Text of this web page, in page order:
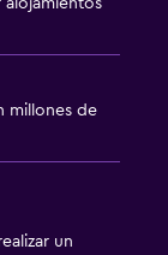
millones de
un